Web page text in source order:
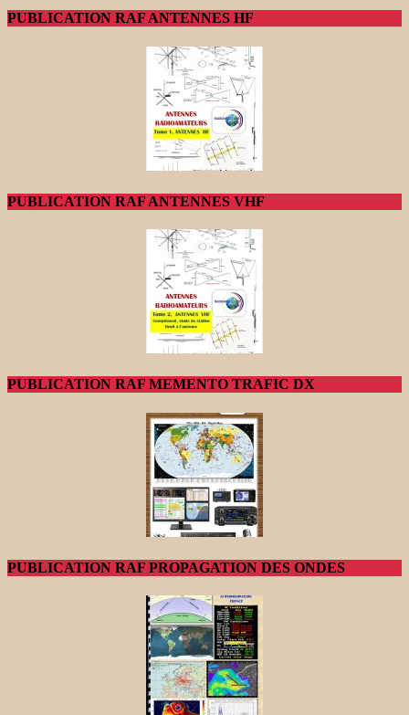
PUBLICATION RAF ANTENNES HF
PUBLICATION RAF ANTENNES VHF
PUBLICATION RAF MEMENTO TRAFIC DX
PUBLICATION RAF PROPAGATION DES ONDES